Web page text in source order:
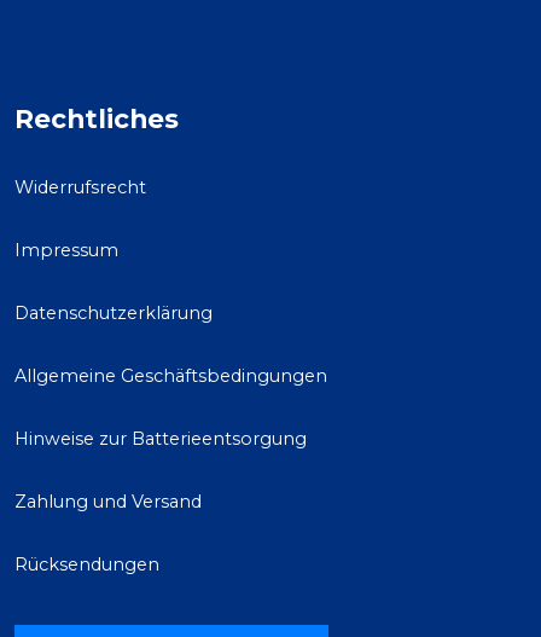
Rechtliches
Widerrufsrecht
Impressum
Datenschutzerklärung
Allgemeine Geschäftsbedingungen
Hinweise zur Batterieentsorgung
Zahlung und Versand
Rücksendungen